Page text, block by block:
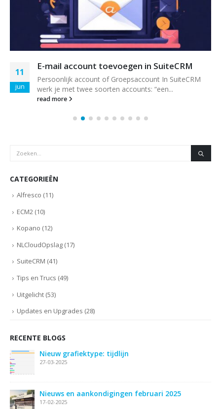
11
jun
E-mail account toevoegen in SuiteCRM
Persoonlijk account of Groepsaccount In SuiteCRM
werk je met twee soorten accounts: “een...
read more
CATEGORIEËN
Alfresco (11)
ECM2 (10)
Kopano (12)
NLCloudOpslag (17)
SuiteCRM (41)
Tips en Trucs (49)
Uitgelicht (53)
Updates en Upgrades (28)
RECENTE BLOGS
Nieuw grafiektype: tijdlijn
27-03-2025
Nieuws en aankondigingen februari 2025
17-02-2025